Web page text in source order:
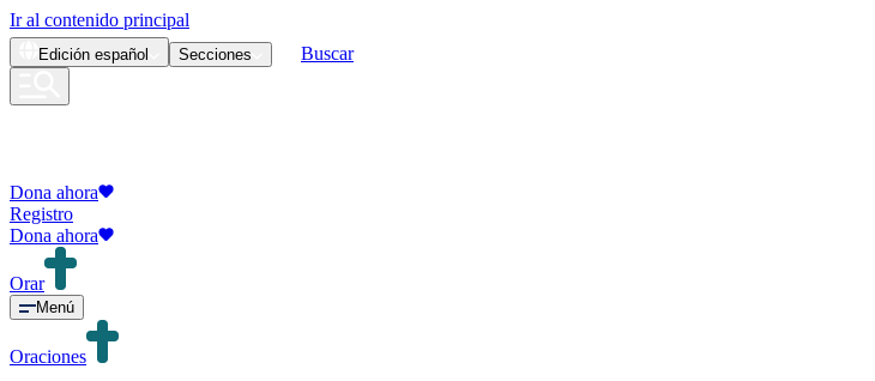
Ir al contenido principal
Edición español Secciones Buscar
Dona ahora
Registro
Dona ahora
Orar
Menú
Oraciones